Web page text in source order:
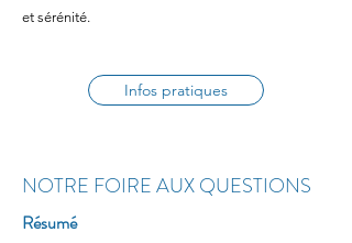
et sérénité.
Infos pratiques
NOTRE FOIRE AUX QUESTIONS
Résumé